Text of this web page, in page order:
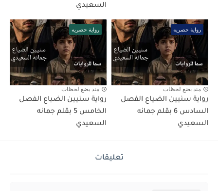
السعيدي
رواية حصريه
منذ بضع لحظات
رواية سنيين الضياع الفصل
السادس 6 بقلم جمانه
السعيدي
رواية حصريه
منذ بضع لحظات
رواية سنيين الضياع الفصل
الخامس 5 بقلم جمانه
السعيدي
تعليقات